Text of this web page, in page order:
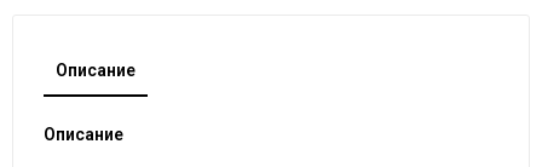
Описание
Описание